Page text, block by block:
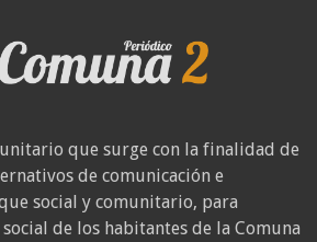
que surge con la finalidad de
de comunicación e
social y comunitario, para
de los habitantes de la Comuna